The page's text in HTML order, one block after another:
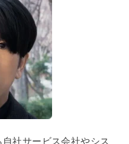
社サービス会社やシス